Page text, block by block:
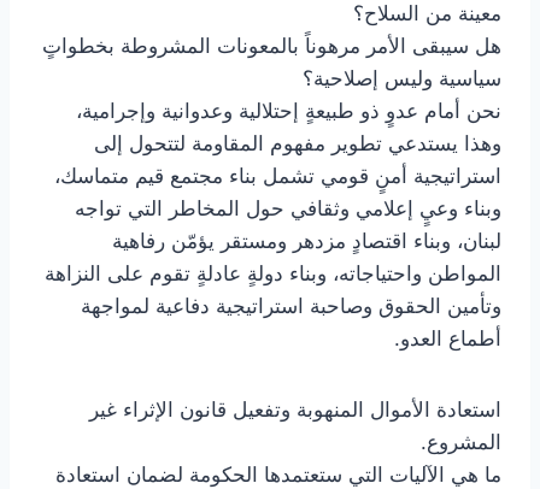
معينة من السلاح؟
هل سيبقى الأمر مرهوناً بالمعونات المشروطة بخطواتٍ
سياسية وليس إصلاحية؟
نحن أمام عدوٍ ذو طبيعةٍ إحتلالية وعدوانية وإجرامية،
وهذا يستدعي تطوير مفهوم المقاومة لتتحول إلى
استراتيجية أمنٍ قومي تشمل بناء مجتمع قيم متماسك،
وبناء وعيٍ إعلامي وثقافي حول المخاطر التي تواجه
لبنان، وبناء اقتصادٍ مزدهر ومستقر يؤمّن رفاهية
المواطن واحتياجاته، وبناء دولةٍ عادلةٍ تقوم على النزاهة
وتأمين الحقوق وصاحبة استراتيجية دفاعية لمواجهة
أطماع العدو.
استعادة الأموال المنهوبة وتفعيل قانون الإثراء غير
المشروع.
ما هي الآليات التي ستعتمدها الحكومة لضمان استعادة